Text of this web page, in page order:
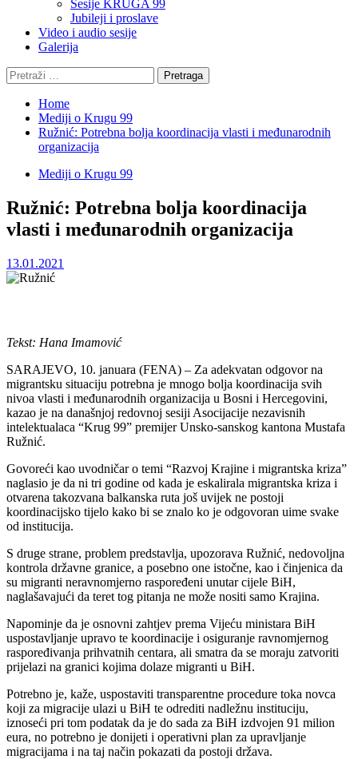
Sesije KRUGA 99
Jubileji i proslave
Video i audio sesije
Galerija
Pretraga:
Home
Mediji o Krugu 99
Ružnić: Potrebna bolja koordinacija vlasti i međunarodnih
organizacija
Mediji o Krugu 99
Ružnić: Potrebna bolja koordinacija
vlasti i međunarodnih organizacija
13.01.2021
Tekst: Hana Imamović
SARAJEVO, 10. januara (FENA) – Za adekvatan odgovor na
migrantsku situaciju potrebna je mnogo bolja koordinacija svih
nivoa vlasti i međunarodnih organizacija u Bosni i Hercegovini,
kazao je na današnjoj redovnoj sesiji Asocijacije nezavisnih
intelektualaca “Krug 99” premijer Unsko-sanskog kantona Mustafa
Ružnić.
Govoreći kao uvodničar o temi “Razvoj Krajine i migrantska kriza”
naglasio je da ni tri godine od kada je eskalirala migrantska kriza i
otvarena takozvana balkanska ruta još uvijek ne postoji
koordinacijsko tijelo kako bi se znalo ko je odgovoran uime svake
od institucija.
S druge strane, problem predstavlja, upozorava Ružnić, nedovoljna
kontrola državne granice, a posebno one istočne, kao i činjenica da
su migranti neravnomjerno raspoređeni unutar cijele BiH,
naglašavajući da teret tog pitanja ne može nositi samo Krajina.
Napominje da je osnovni zahtjev prema Vijeću ministara BiH
uspostavljanje upravo te koordinacije i osiguranje ravnomjernog
raspoređivanja prihvatnih centara, ali smatra da se moraju zatvoriti
prijelazi na granici kojima dolaze migranti u BiH.
Potrebno je, kaže, uspostaviti transparentne procedure toka novca
koji za migracije ulazi u BiH te odrediti nadležnu instituciju,
iznoseći pri tom podatak da je do sada za BiH izdvojen 91 milion
eura, no potrebno je donijeti i operativni plan za upravljanje
migracijama i na taj način pokazati da postoji država.